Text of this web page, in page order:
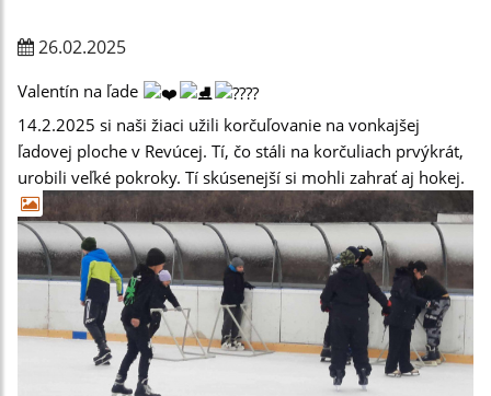
26.02.2025
Valentín na ľade
14.2.2025 si naši žiaci užili korčuľovanie na vonkajšej
ľadovej ploche v Revúcej. Tí, čo stáli na korčuliach prvýkrát,
urobili veľké pokroky. Tí skúsenejší si mohli zahrať aj hokej.